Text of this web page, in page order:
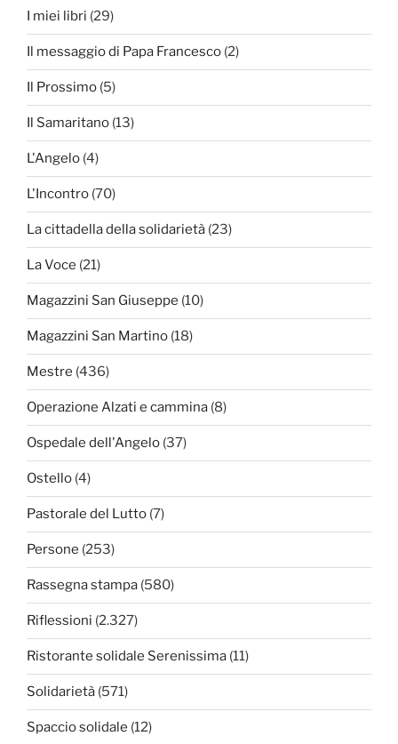
I miei libri (29)
Il messaggio di Papa Francesco (2)
Il Prossimo (5)
Il Samaritano (13)
L'Angelo (4)
L'Incontro (70)
La cittadella della solidarietà (23)
La Voce (21)
Magazzini San Giuseppe (10)
Magazzini San Martino (18)
Mestre (436)
Operazione Alzati e cammina (8)
Ospedale dell'Angelo (37)
Ostello (4)
Pastorale del Lutto (7)
Persone (253)
Rassegna stampa (580)
Riflessioni (2.327)
Ristorante solidale Serenissima (11)
Solidarietà (571)
Spaccio solidale (12)